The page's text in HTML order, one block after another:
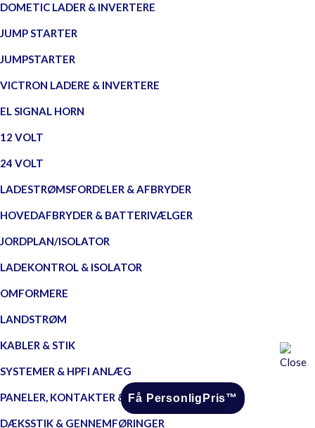
DOMETIC LADER & INVERTERE
JUMP STARTER
JUMPSTARTER
VICTRON LADERE & INVERTERE
EL SIGNAL HORN
12 VOLT
24 VOLT
LADESTRØMSFORDELER & AFBRYDER
HOVEDAFBRYDER & BATTERIVÆLGER
JORDPLAN/ISOLATOR
LADEKONTROL & ISOLATOR
OMFORMERE
LANDSTRØM
KABLER & STIK
SYSTEMER & HPFI ANLÆG
PANELER, KONTAKTER & STIK
DÆKSSTIK & GENNEMFØRINGER
Få PersonligPris™